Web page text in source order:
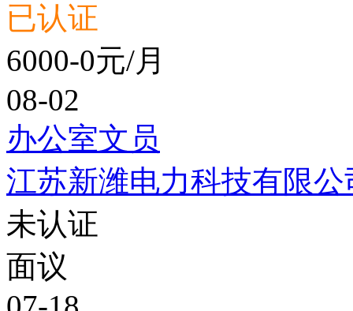
已认证
6000-0元/月
08-02
办公室文员
江苏新潍电力科技有限公
未认证
面议